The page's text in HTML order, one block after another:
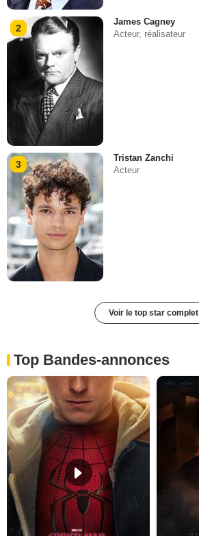
2
James Cagney
Acteur, réalisateur
3
Tristan Zanchi
Acteur
Voir le top star complet
Top Bandes-annonces